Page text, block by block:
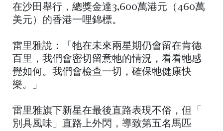
在沙田舉行，總獎金達3,600萬港元（460萬
美元）的香港一哩錦標。
雷里雅說：「牠在未來兩星期仍會留在肯德
百里，我們會密切留意牠的情況，看看牠感
覺如何。我們會檢查一切，確保牠健康快
樂。」
雷里雅旗下新星在最後直路表現不俗，但「
別具風味」直路上外閃，導致第五名馬匹